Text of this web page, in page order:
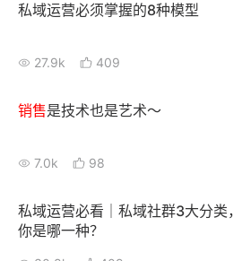
私域运营必须掌握的8种模型
27.9k 409
销售是技术也是艺术～
7.0k 98
私域运营必看｜私域社群3大分类，
你是哪一种？